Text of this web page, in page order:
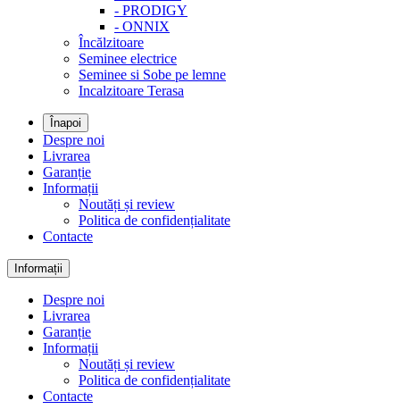
- PRODIGY
- ONNIX
Încălzitoare
Seminee electrice
Seminee si Sobe pe lemne
Incalzitoare Terasa
Înapoi
Despre noi
Livrarea
Garanție
Informații
Noutăți și review
Politica de confidențialitate
Contacte
Informații
Despre noi
Livrarea
Garanție
Informații
Noutăți și review
Politica de confidențialitate
Contacte